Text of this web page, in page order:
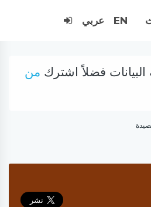
EN عربي
فضلاً اشترك من